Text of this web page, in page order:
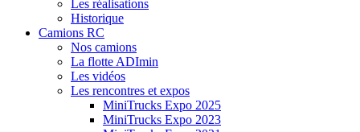
Les réalisations
Historique
Camions RC
Nos camions
La flotte ADImin
Les vidéos
Les rencontres et expos
MiniTrucks Expo 2025
MiniTrucks Expo 2023